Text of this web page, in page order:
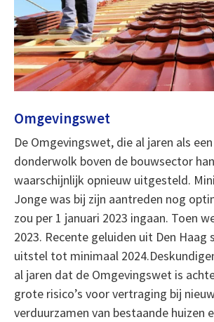
Omgevingswet
De Omgevingswet, die al jaren als
donderwolk boven de bouwsector
waarschijnlijk opnieuw uitgesteld.
Jonge was bij zijn aantreden nog
zou per 1 januari 2023 ingaan. Toen
2023. Recente geluiden uit Den Haag
uitstel tot minimaal
al jaren dat de Omgevingswet is
grote risico’s voor vertraging bij
verduurzamen van bestaande huizen